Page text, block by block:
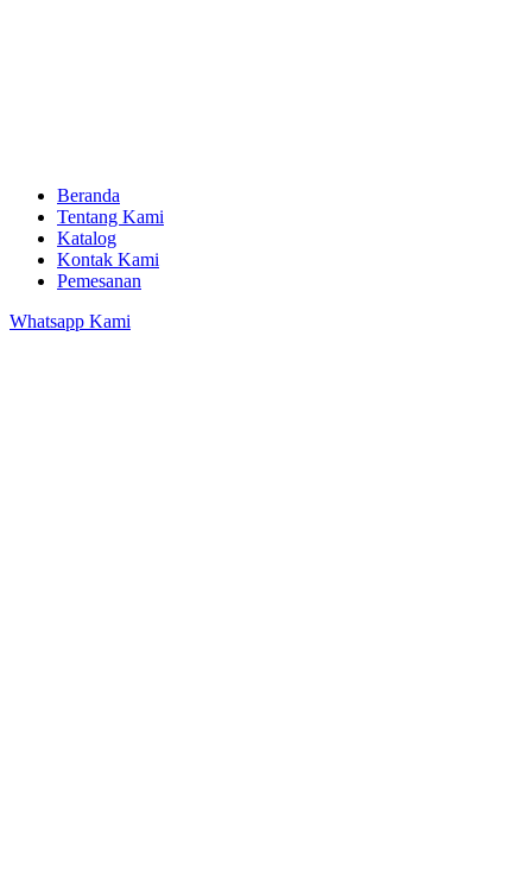
Beranda
Tentang Kami
Katalog
Kontak Kami
Pemesanan
Whatsapp Kami